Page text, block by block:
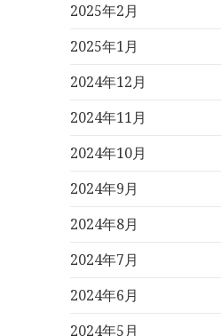
2025年2月
2025年1月
2024年12月
2024年11月
2024年10月
2024年9月
2024年8月
2024年7月
2024年6月
2024年5月